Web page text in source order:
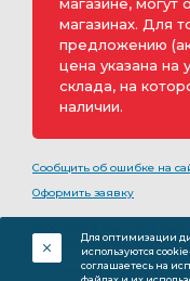
магазинах. Для
предложению
цена указана на
склада, на
наличии.
Сообщить об ошибке на
Оформить заявку
обозначением ООО
разработку принадлежат
публичной офертой.
Для оптимизации
используются
соглашаетесь на